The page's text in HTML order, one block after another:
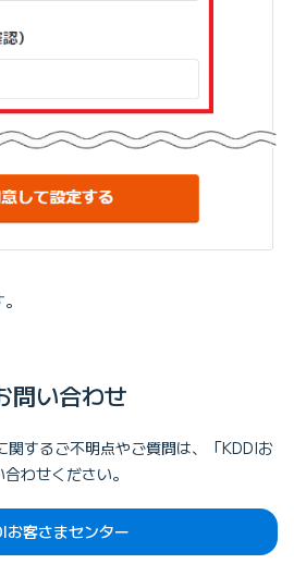
問い合わせ
関するご不明点やご質問は、「KDDIお
わせください。
お客さまセンター